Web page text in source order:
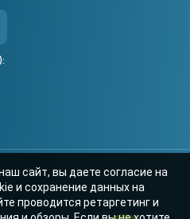
сайт, вы даете согласие на
и сохранение данных на
проводится ретаргетинг и